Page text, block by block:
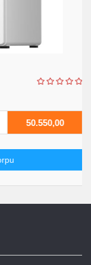
50.550,00